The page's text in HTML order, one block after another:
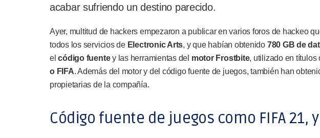
acabar sufriendo un destino parecido.
Ayer, multitud de hackers empezaron a publicar en varios foros de hackeo
todos los servicios de Electronic Arts, y que habían obtenido 780 GB de
elcódigo fuentey las herramientas del motor Frostbite, utilizado en títulos
o FIFA. Además del motor y del código fuente de juegos, también han
propietarias de la compañía.
Código fuente de juegos como FIFA 21,